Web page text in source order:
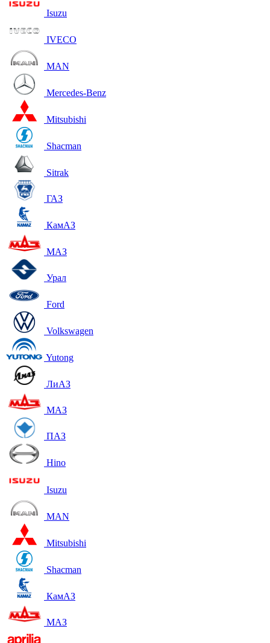
Isuzu
IVECO
MAN
Mercedes-Benz
Mitsubishi
Shacman
Sitrak
ГАЗ
КамАЗ
МАЗ
Урал
Ford
Volkswagen
Yutong
ЛиАЗ
МАЗ
ПАЗ
Hino
Isuzu
MAN
Mitsubishi
Shacman
КамАЗ
МАЗ